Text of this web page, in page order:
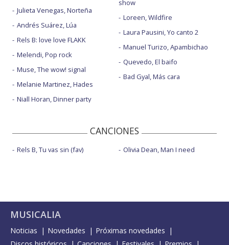
Julieta Venegas, Norteña
Andrés Suárez, Lúa
Rels B: love love FLAKK
Melendi, Pop rock
Muse, The wow! signal
Melanie Martinez, Hades
Niall Horan, Dinner party
show
Loreen, Wildfire
Laura Pausini, Yo canto 2
Manuel Turizo, Apambichao
Quevedo, El baifo
Bad Gyal, Más cara
CANCIONES
Rels B, Tu vas sin (fav) Olivia Dean, Man I need
MUSICALIA
Noticias Novedades
Próximas novedades